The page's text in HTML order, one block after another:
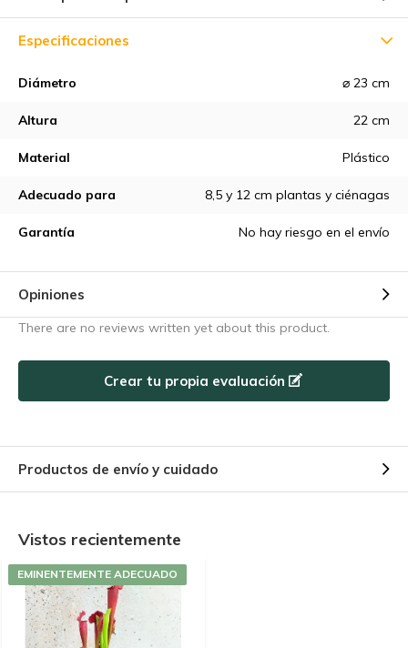
Especificaciones
Diámetro ⌀ 23 cm
Altura 22 cm
Material Plástico
Adecuado para 8,5 y 12 cm plantas y ciénagas
Garantía No hay riesgo en el envío
Opiniones
There are no reviews written yet about this product.
Crear tu propia evaluación
Productos de envío y cuidado
Vistos recientemente
EMINENTEMENTE ADECUADO